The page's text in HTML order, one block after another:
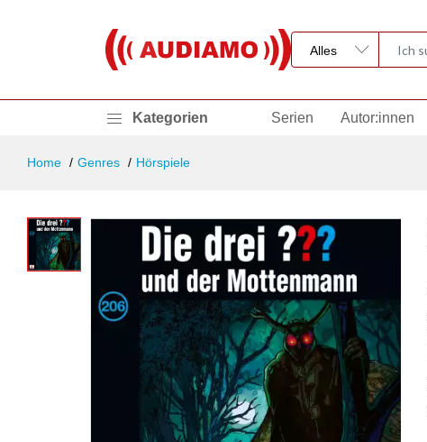
Kategorien Serien Autor:innen
Home Genres Hörspiele